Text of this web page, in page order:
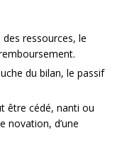
des ressources, le
du bilan, le passif
être cédé, nanti ou
novation, d’une